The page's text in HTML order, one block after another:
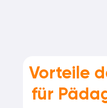
Vorteile
für